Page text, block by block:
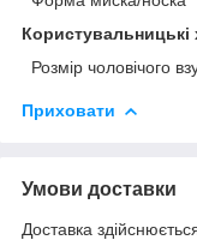
Користувальницькі
Розмір чоловічого
Приховати
Умови доставки
Доставка